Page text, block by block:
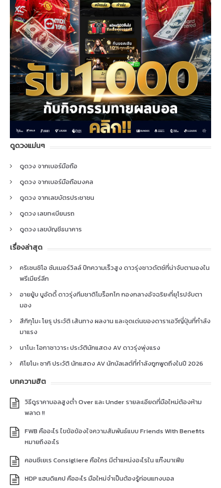
ดูดวงแม่นๆ
ดูดวง จากเบอร์มือถือ
ดูดวง จากเบอร์มือถือมงคล
ดูดวง จากเลขบัตรประชาชน
ดูดวง เลขทะเบียนรถ
ดูดวง เลขบัญชีธนาคาร
เรื่องล่าสุด
คริเซนซิโอ ซัมเมอร์วิลล์ ปีกความเร็วสูง ดาวรุ่งชาวดัตช์ที่น่าจับตามองใน
พรีเมียร์ลีก
อายยู้บ บูอัดดี้ ดาวรุ่งทีมชาติโมร็อกโก กองกลางอัจฉริยะที่ยุโรปจับตา
มอง
สึกิกุโมะ โยรุ ประวัติ เส้นทาง ผลงาน และจุดเด่นของดาราเอวีญี่ปุ่นที่กำลัง
มาแรง
นาโนะ โอกาซาวาระ ประวัตินักแสดง AV ดาวรุ่งพุ่งแรง
คิโยโนะ ซากิ ประวัติ นักแสดง AV นักบัลเลต์ที่กำลังถูกพูดถึงในปี 2026
บทความฮิต
วิธีดูราคาบอลสูงต่ำ Over และ Under รายละเอียดที่มือใหม่ต้องห้าม
พลาด !!
FWB คืออะไร ไขข้อข้องใจความสัมพันธ์แบบ Friends With Benefits
หมายถึงอะไร
คอนซีเยเร Consigliere คือใคร มีตำแหน่งอะไรใน แก๊งมาเฟีย
HDP แฮนดิแคป คืออะไร มือใหม่จำเป็นต้องรู้ก่อนแทงบอล